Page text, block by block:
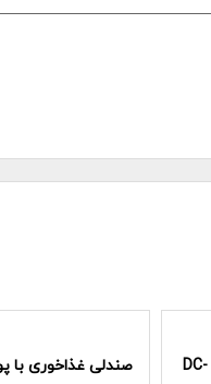
صندلی غذاخوری بدنه بدون پوشش مدل DC-